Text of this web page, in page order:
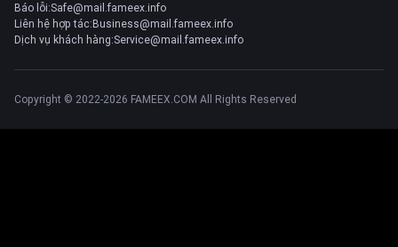
Báo lỗi:Safe@mail.fameex.info
Liên hệ hợp tác:Business@mail.fameex.info
Dịch vụ khách hàng:Service@mail.fameex.info
Copyright © 2022-2026 FAMEEX.COM All Rights Reserved